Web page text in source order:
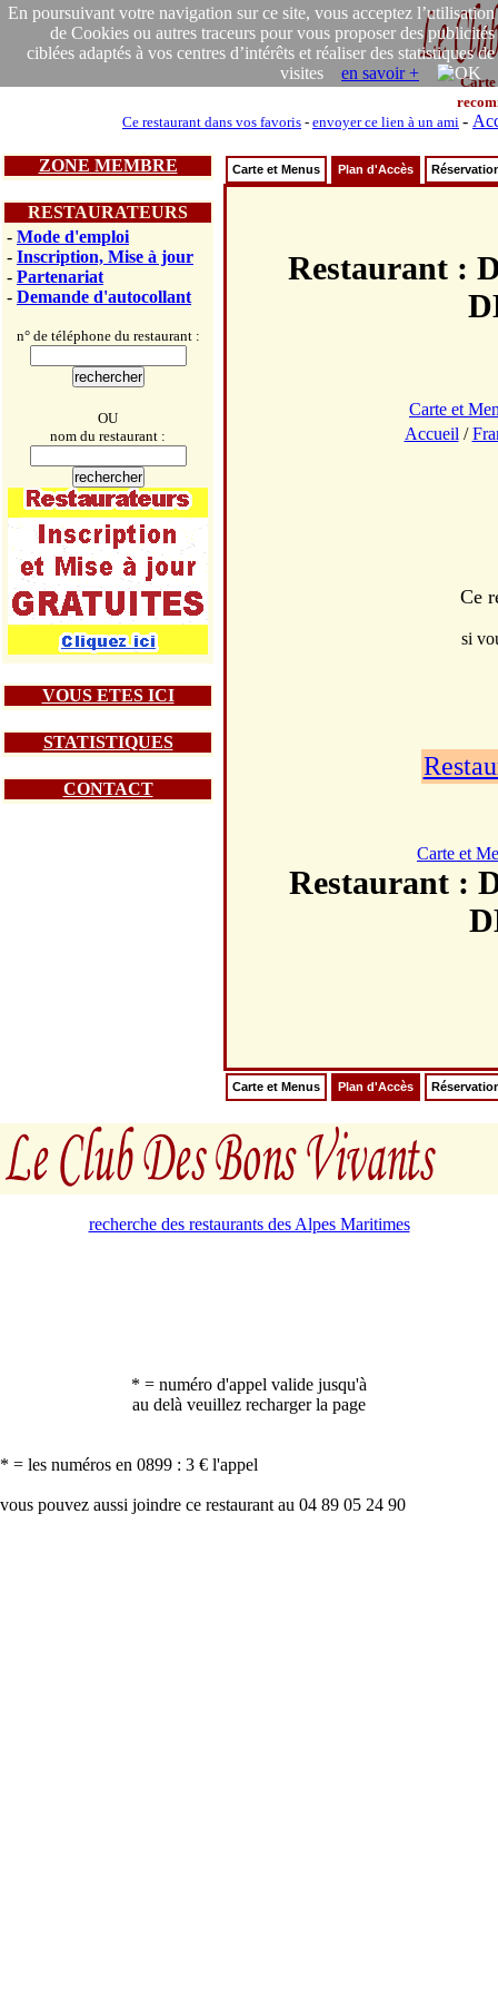
En poursuivant votre navigation sur ce site, vous acceptez l’utilisation
de Cookies ou autres traceurs pour vous proposer des publicités
ciblées adaptés à vos centres d’intérêts et réaliser des statistiques de
visites en savoir +
Carte
Ce restaurant dans vos favoris - envoyer ce lien à un ami -
ZONE MEMBRE
RESTAURATEURS
- Mode d'emploi
- Inscription, Mise à jour
- Partenariat
- Demande d'autocollant
n° de téléphone du restaurant :
OU
nom du restaurant :
VOUS ETES ICI
STATISTIQUES
CONTACT
Carte et Menus Plan d'Accès
Restaurant :
Carte et
Accueil /
Ce
si
Carte et
Restaurant :
Carte et Menus Plan d'Accès
recherche des restaurants des Alpes Maritimes
* = numéro d'appel valide jusqu'à
au delà veuillez recharger la page
* = les numéros en 0899 : 3 € l'appel
vous pouvez aussi joindre ce restaurant au 04 89 05 24 90